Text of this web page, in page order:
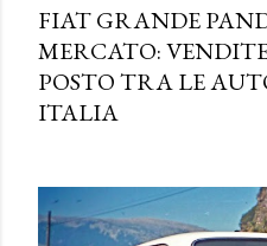
FIAT GRANDE
MERCATO:
POSTO TRA LE
ITALIA